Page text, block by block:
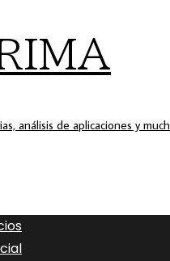
análisis de aplicaciones y